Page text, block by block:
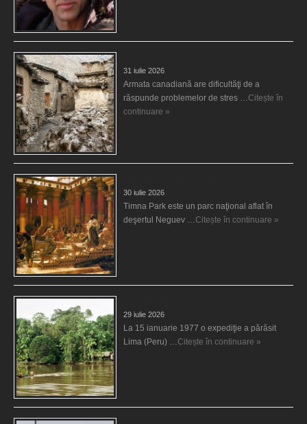
31 iulie 2026
Armata canadiană are dificultăţi de a
răspunde problemelor de stres … Citește în
continuare »
30 iulie 2026
Timna Park este un parc naţional aflat în
deşertul Neguev … Citește în continuare »
29 iulie 2026
La 15 ianuarie 1977 o expediţie a părăsit
Lima (Peru) … Citește în continuare »